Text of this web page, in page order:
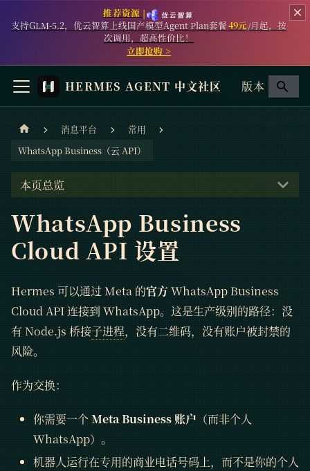
推荐资源 |
支持GLM-5.2，优云智算上线国产模型Agent Plan套餐49元/月起，按
次调用，超高性价比！
立即抢购 >
HERMES AGENT 中文社区 版本
消息平台
常用
WhatsApp Business（云 API）
本页总览
WhatsApp Business
Cloud API 设置
Hermes 可以通过 Meta 的官方WhatsApp Business
Cloud API 连接到 WhatsApp。这是生产级别的路径：没
有 Node.js 桥接子进程，没有二维码，没有账户被封禁的
风险。
作为交换：
你需要一个Meta Business 账户 （而非个人
WhatsApp）。
机器人运行在专用的商业电话号码上，而不是你的个人